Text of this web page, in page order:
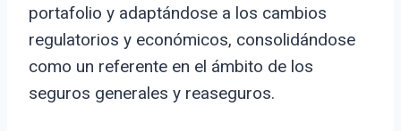
portafolio y adaptándose a los cambios
regulatorios y económicos, consolidándose
como un referente en el ámbito de los
seguros generales y reaseguros.